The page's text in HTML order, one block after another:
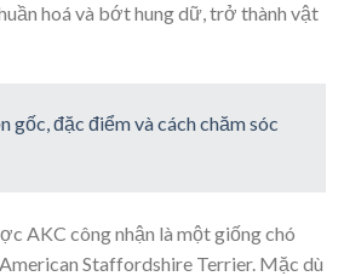
hoá và bớt hung dữ, trở thành vật
gốc, đặc điểm và cách chăm sóc
AKC công nhận là một giống chó
Staffordshire Terrier. Mặc dù